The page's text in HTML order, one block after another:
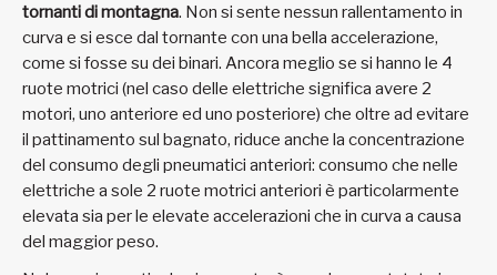
tornanti di montagna. Non si sente nessun rallentamento in
curva e si esce dal tornante con una bella accelerazione,
come si fosse su dei binari. Ancora meglio se si hanno le 4
ruote motrici (nel caso delle elettriche significa avere 2
motori, uno anteriore ed uno posteriore) che oltre ad evitare
il pattinamento sul bagnato, riduce anche la concentrazione
del consumo degli pneumatici anteriori: consumo che nelle
elettriche a sole 2 ruote motrici anteriori è particolarmente
elevata sia per le elevate accelerazioni che in curva a causa
del maggior peso.